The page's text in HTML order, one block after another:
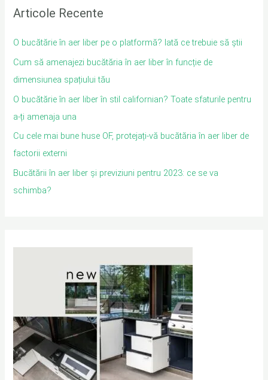
Articole Recente
O bucătărie în aer liber pe o platformă? Iată ce trebuie să știi
Cum să amenajezi bucătăria în aer liber în funcție de
dimensiunea spațiului tău
O bucătărie în aer liber în stil californian? Toate sfaturile pentru
a-ți amenaja una
Cu cele mai bune huse OF, protejați-vă bucătăria în aer liber de
factorii externi
Bucătării în aer liber și previziuni pentru 2023: ce se va
schimba?